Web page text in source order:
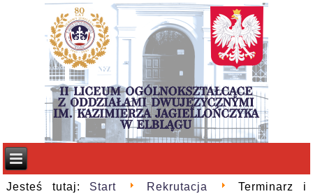
Jesteś tutaj: Start Rekrutacja
Terminarz i